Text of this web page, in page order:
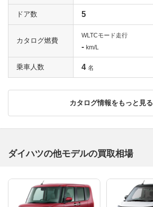
ドア数 5
カタログ燃費
WLTCモード走行
- km/L
乗車人数 4 名
カタログ情報をもっと見る
ダイハツの他モデルの買取相場